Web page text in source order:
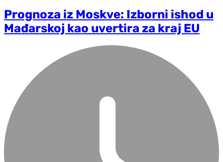
Prognoza iz Moskve: Izborni ishod u
Mađarskoj kao uvertira za kraj EU